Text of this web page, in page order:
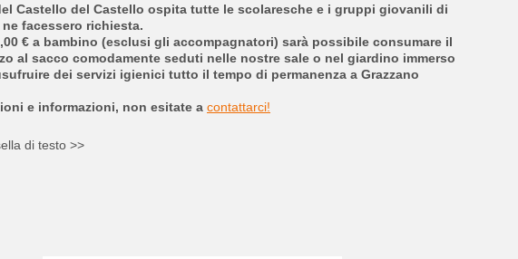
Castello del Castello ospita tutte le scolaresche e i gruppi giovanili di
facessero richiesta.
€ a bambino (esclusi gli accompagnatori) sarà possibile consumare il
al sacco comodamente seduti nelle nostre sale o nel giardino immerso
dei servizi igienici tutto il tempo di permanenza a Grazzano
e informazioni, non esitate a contattarci!
di testo >>